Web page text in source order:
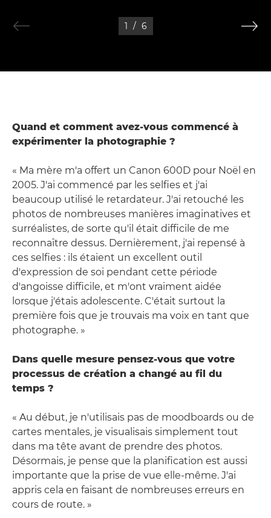
1 / 6
Quand et comment avez-vous commencé à
expérimenter la photographie ?
« Ma mère m'a offert un Canon 600D pour Noël en
2005. J'ai commencé par les selfies et j'ai
beaucoup utilisé le retardateur. J'ai retouché les
photos de nombreuses manières imaginatives et
surréalistes, de sorte qu'il était difficile de me
reconnaître dessus. Dernièrement, j'ai repensé à
ces selfies : ils étaient un excellent outil
d'expression de soi pendant cette période
d'angoisse difficile, et m'ont vraiment aidée
lorsque j'étais adolescente. C'était surtout la
première fois que je trouvais ma voix en tant que
photographe. »
Dans quelle mesure pensez-vous que votre
processus de création a changé au fil du
temps ?
« Au début, je n'utilisais pas de moodboards ou de
cartes mentales, je visualisais simplement tout
dans ma tête avant de prendre des photos.
Désormais, je pense que la planification est aussi
importante que la prise de vue elle-même. J'ai
appris cela en faisant de nombreuses erreurs en
cours de route. »